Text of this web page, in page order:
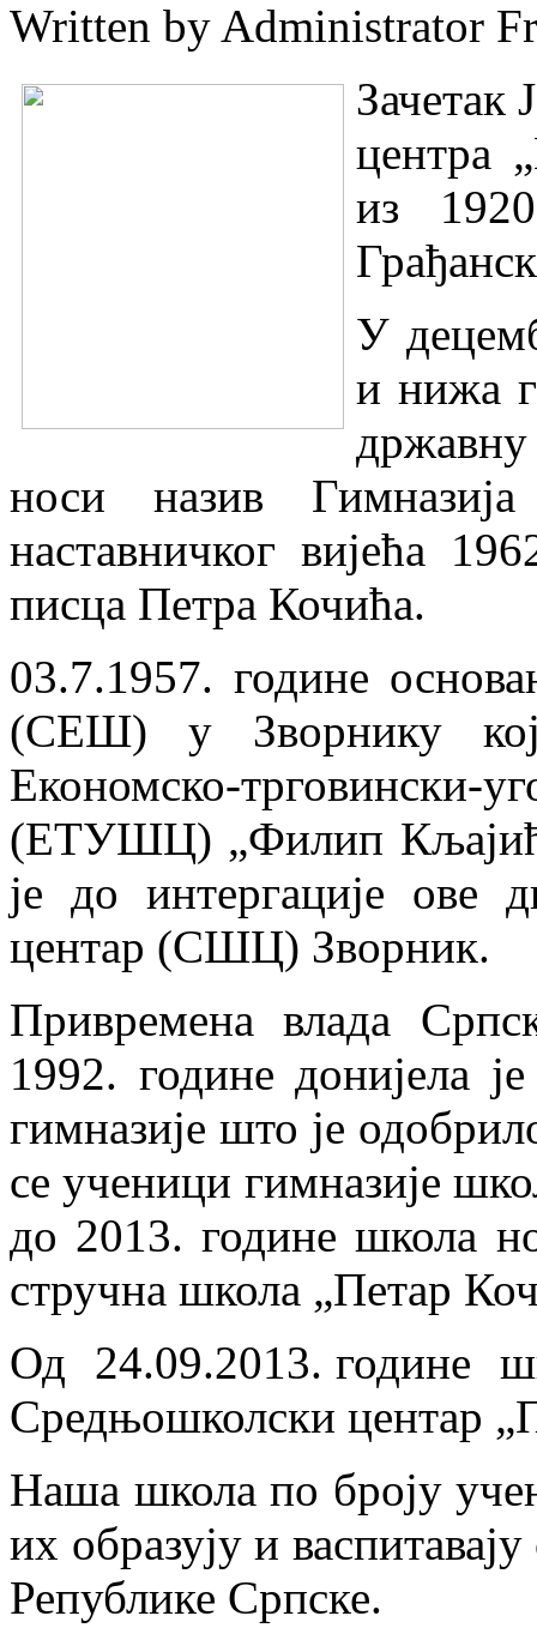
Written by Administrator
Зачетак
центра
из
У
и нижа
носи назив
наставничког вијећа
писца Петра Кочића.
03.7.1957. године
(СЕШ) у Зворнику
Економско-
(ЕТУШЦ) „Филип
је до интергације ове
центар (СШЦ) Зворник.
Привремена влада
1992. године донијела
гимназије што је
се ученици гимназије
до 2013. године школа
стручна школа „Петар
Од 24.09.2013. године
Средњошколски центар
Наша школа по броју
их образују и
Републике Српске.